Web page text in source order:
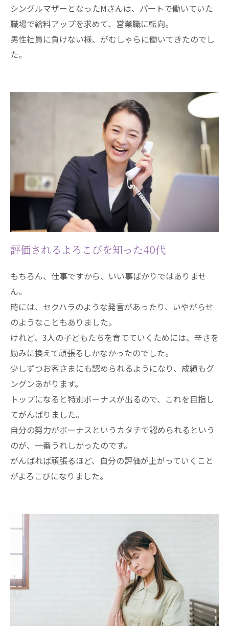
シングルマザーとなったMさんは、パートで働いていた
職場で給料アップを求めて、営業職に転向。
男性社員に負けない様、がむしゃらに働いてきたのでし
た。
評価されるよろこびを知った40代
もちろん、仕事ですから、いい事ばかりではありませ
ん。
時には、セクハラのような発言があったり、いやがらせ
のようなこともありました。
けれど、3人の子どもたちを育てていくためには、辛さを
励みに換えて頑張るしかなかったのでした。
少しずつお客さまにも認められるようになり、成績もグ
ングンあがります。
トップになると特別ボーナスが出るので、これを目指し
てがんばりました。
自分の努力がボーナスというカタチで認められるという
のが、一番うれしかったのです。
がんばれば頑張るほど、自分の評価が上がっていくこと
がよろこびになりました。